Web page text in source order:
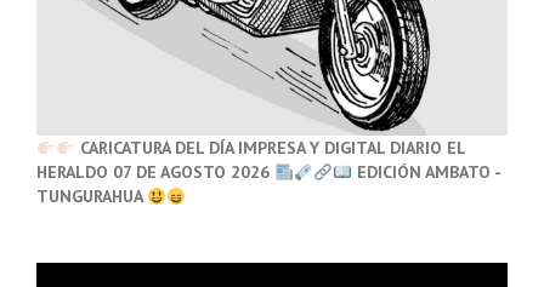
CARICATURA DEL DÍA IMPRESA Y DIGITAL DIARIO EL
HERALDO 07 DE AGOSTO 2026
EDICIÓN AMBATO -
TUNGURAHUA